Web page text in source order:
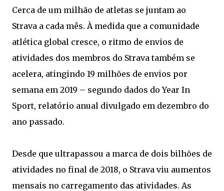
Cerca de um milhão de atletas se juntam ao
Strava a cada mês. À medida que a comunidade
atlética global cresce, o ritmo de envios de
atividades dos membros do Strava também se
acelera, atingindo 19 milhões de envios por
semana em 2019 – segundo dados do Year In
Sport, relatório anual divulgado em dezembro do
ano passado.
Desde que ultrapassou a marca de dois bilhões de
atividades no final de 2018, o Strava viu aumentos
mensais no carregamento das atividades. As